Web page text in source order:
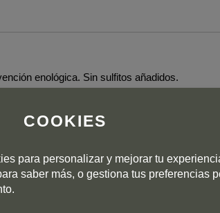
enológica. Sin sulfitos añadidos.
COOKIES
para personalizar y mejorar tu
saber más, o gestiona tus preferencias